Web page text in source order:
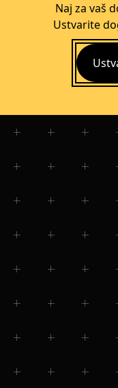
Naj za vaš
Ustvarite